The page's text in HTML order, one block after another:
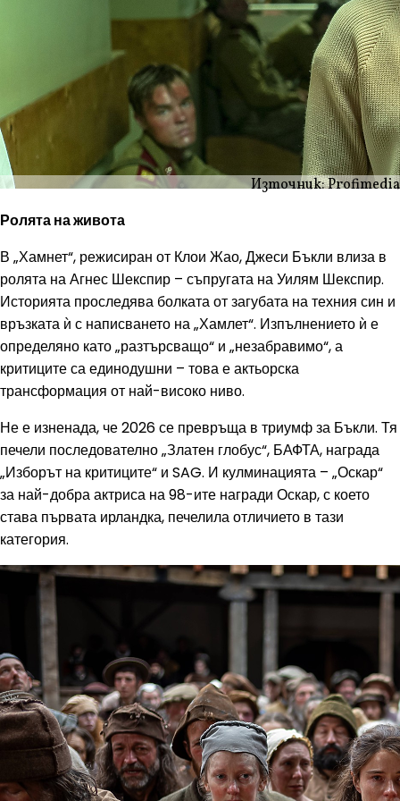
Източник: Profimedia
Ролята на живота
В „Хамнет“, режисиран от Клои Жао, Джеси Бъкли влиза в
ролята на Агнес Шекспир – съпругата на Уилям Шекспир.
Историята проследява болката от загубата на техния син и
връзката ѝ с написването на „Хамлет“. Изпълнението ѝ е
определяно като „разтърсващо“ и „незабравимо“, а
критиците са единодушни – това е актьорска
трансформация от най-високо ниво.
Не е изненада, че 2026 се превръща в триумф за Бъкли. Тя
печели последователно „Златен глобус“, БАФТА, награда
„Изборът на критиците“ и SAG. И кулминацията – „Оскар“
за най-добра актриса на 98-ите награди Оскар, с което
става първата ирландка, печелила отличието в тази
категория.